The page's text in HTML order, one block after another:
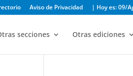
Aviso de Privacidad | Hoy es: 09/
secciones Otras ediciones